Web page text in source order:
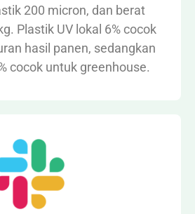
200 micron, dan berat
Plastik UV lokal 6% cocok
hasil panen, sedangkan
cocok untuk greenhouse.